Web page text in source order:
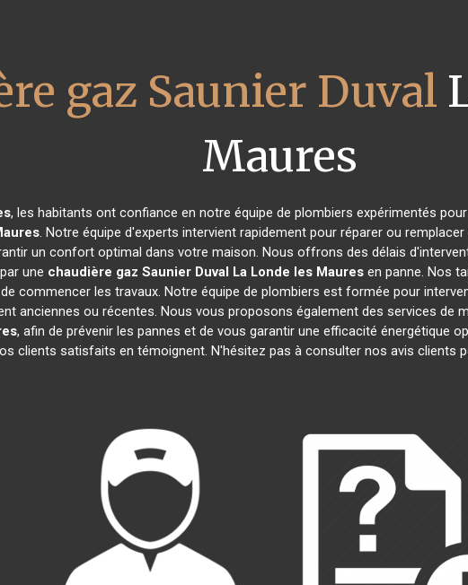
gaz Saunier Duval
Maures
, les habitants ont confiance en notre équipe de plombiers expérimentés
. Notre équipe d'experts intervient rapidement pour réparer ou remplacer
un confort optimal dans votre maison. Nous offrons des délais
une chaudière gaz Saunier Duval La Londe les Mauresen panne. Nos
commencer les travaux. Notre équipe de plombiers est formée pour
anciennes ou récentes. Nous vous proposons également des services de
, afin de prévenir les pannes et de vous garantir une efficacité énergétique
clients satisfaits en témoignent. N'hésitez pas à consulter nos avis clients